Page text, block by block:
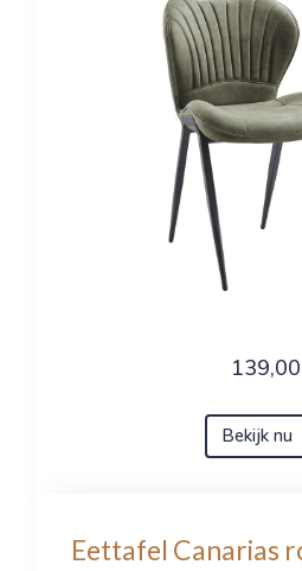
139,00
Bekijk nu
Eettafel Canarias